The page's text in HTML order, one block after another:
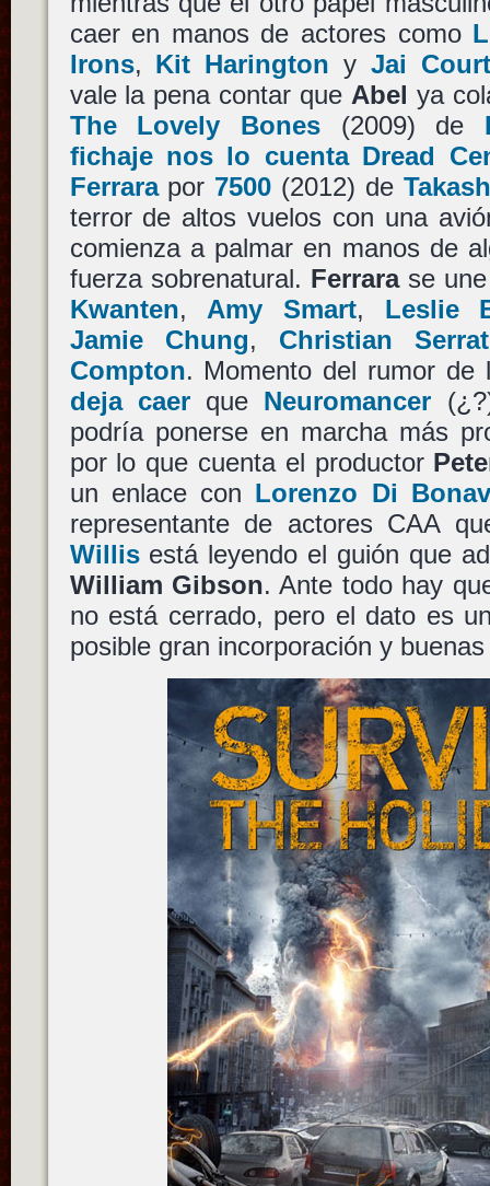
caer en manos de actores como
Irons, Kit Harington y Jai
vale la pena contar que Abel ya
The Lovely Bones(2009) de
fichaje nos lo cuenta Dread
Ferrarapor 7500 (2012) de
terror de altos vuelos con una
comienza a palmar en manos de
fuerza sobrenatural. Ferrarase
Kwanten, Amy Smart, Leslie
Jamie Chung, Christian
Compton. Momento del rumor
deja caerque Neuromancer
podría ponerse en marcha más
por lo que cuenta el productor
un enlace con Lorenzo Di
representante de actores CAA
Willisestá leyendo el guión que
William Gibson. Ante todo hay
no está cerrado, pero el dato es
posible gran incorporación y